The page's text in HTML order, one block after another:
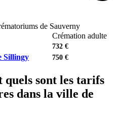
de Sauverny
Crémation adulte
732 €
Sillingy 750 €
sont les tarifs
dans la ville de